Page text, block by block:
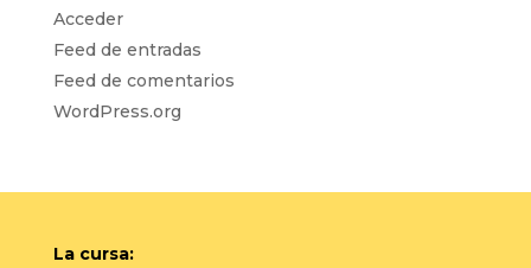
Acceder
Feed de entradas
Feed de comentarios
WordPress.org
La cursa: